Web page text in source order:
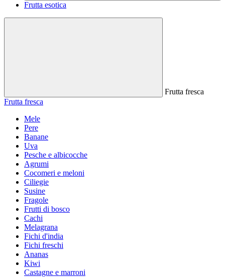
Frutta esotica
Frutta fresca
Frutta fresca
Mele
Pere
Banane
Uva
Pesche e albicocche
Agrumi
Cocomeri e meloni
Ciliegie
Susine
Fragole
Frutti di bosco
Cachi
Melagrana
Fichi d'india
Fichi freschi
Ananas
Kiwi
Castagne e marroni